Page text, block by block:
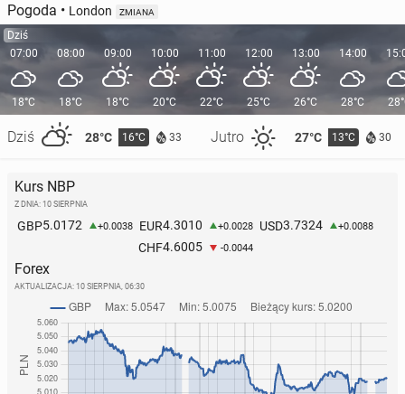
Pogoda • London ZMIANA
Dziś
07:00
18°C
Dziś 28°C 16°C 33 Jutro 27°C 13°C 30
08:00
18°C
09:00
18°C
10:00
20°C
11:00
22°C
12:00
25°C
13:00
26°C
14:00
28°C
Kurs NBP
Z DNIA: 10 SIERPNIA
GBP5.0172 +0.0038 EUR4.3010 +0.0028 USD3.7324 +0.0088
CHF4.6005 -0.0044
Forex
AKTUALIZACJA: 10 SIERPNIA, 06:30